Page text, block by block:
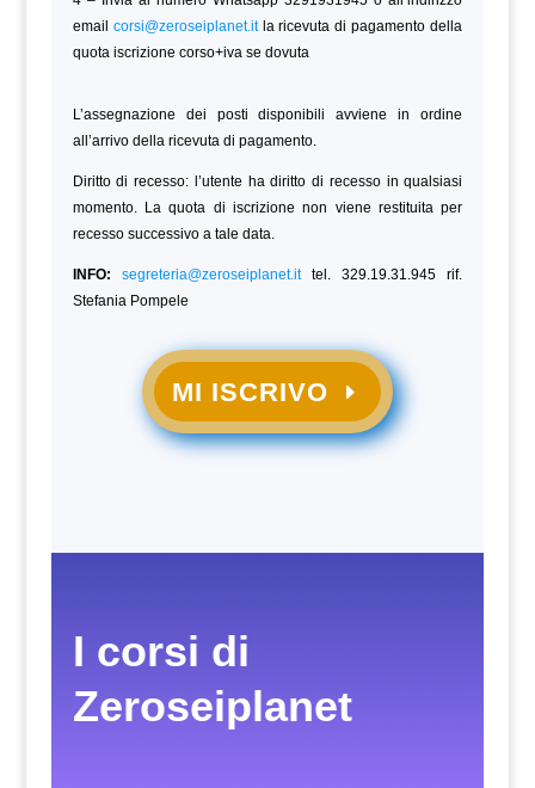
email corsi@zeroseiplanet.itla ricevuta di pagamento della
quota iscrizione corso+iva se dovuta
L’assegnazione dei posti disponibili avviene in ordine
all’arrivo della ricevuta di pagamento.
Diritto di recesso: l’utente ha diritto di recesso in qualsiasi
momento. La quota di iscrizione non viene restituita per
recesso successivo a tale data.
INFO: segreteria@zeroseiplanet.ittel. 329.19.31.945 rif.
Stefania Pompele
MI ISCRIVO
I corsi di
Zeroseiplanet